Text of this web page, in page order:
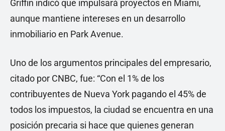
Griffin indicó que impulsará proyectos en Miami,
aunque mantiene intereses en un desarrollo
inmobiliario en Park Avenue.
Uno de los argumentos principales del empresario,
citado por CNBC, fue: “Con el 1% de los
contribuyentes de Nueva York pagando el 45% de
todos los impuestos, la ciudad se encuentra en una
posición precaria si hace que quienes generan